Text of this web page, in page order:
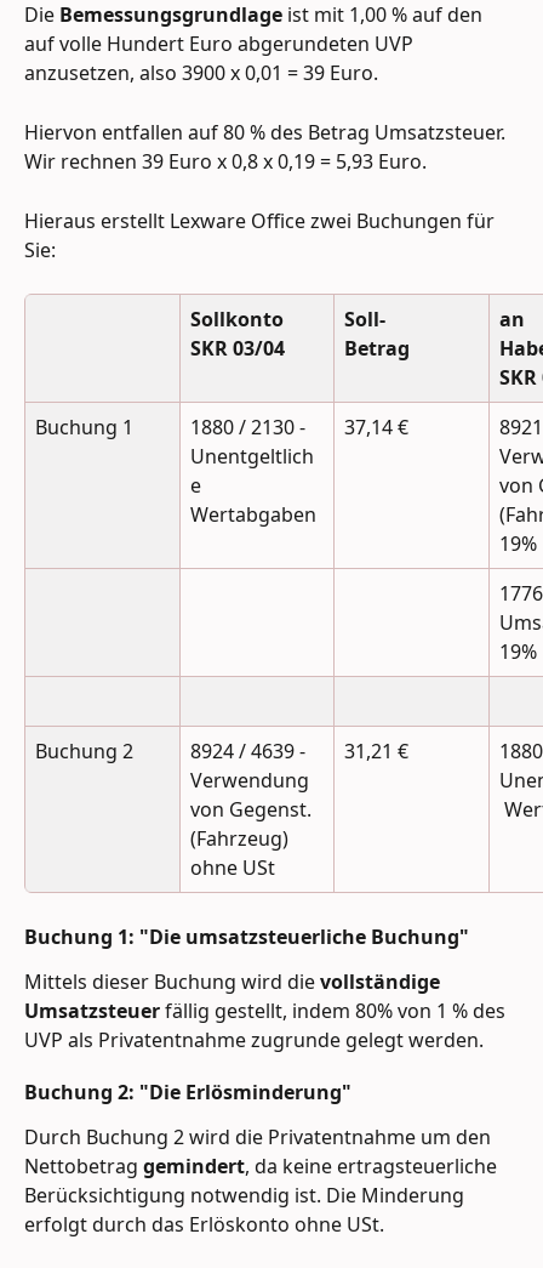
Die Bemessungsgrundlage ist mit 1,00 % auf den
auf volle Hundert Euro abgerundeten UVP
anzusetzen, also 3900 x 0,01 = 39 Euro.
Hiervon entfallen auf 80 % des Betrag Umsatzsteuer.
Wir rechnen 39 Euro x 0,8 x 0,19 = 5,93 Euro.
Hieraus erstellt Lexware Office zwei Buchungen für
Sie:
Sollkonto
SKR 03/04
Soll-
Betrag
an
Buchung 1
1880 / 2130 -
Unentgeltlich
e
Wertabgaben
37,14 €
von
19%
Buchung 2
8924 / 4639 -
Verwendung
von Gegenst.
(Fahrzeug)
ohne USt
31,21 €
Buchung 1: "Die umsatzsteuerliche Buchung"
Mittels dieser Buchung wird die vollständige
Umsatzsteuer fällig gestellt, indem 80% von 1 % des
UVP als Privatentnahme zugrunde gelegt werden.
Buchung 2: "Die Erlösminderung"
Durch Buchung 2 wird die Privatentnahme um den
Nettobetrag gemindert, da keine ertragsteuerliche
Berücksichtigung notwendig ist. Die Minderung
erfolgt durch das Erlöskonto ohne USt.